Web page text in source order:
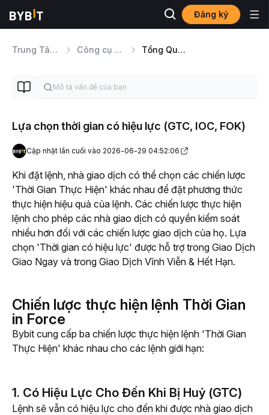
Đăng ký
Trung Tâm Trợ Giúp Công cụ Giao dịch Tổng Quan Các Loại Lệnh
Lựa chọn thời gian có hiệu lực (GTC, IOC, FOK)
Cập nhật lần cuối vào 2026-06-29 04:52:06
Khi đặt lệnh, nhà giao dịch có thể chọn các chiến lược
'Thời Gian Thực Hiện' khác nhau để đặt phương thức
thực hiện hiệu quả của lệnh. Các chiến lược thực hiện
lệnh cho phép các nhà giao dịch có quyền kiểm soát
nhiều hơn đối với các chiến lược giao dịch của họ. Lựa
chọn 'Thời gian có hiệu lực' được hỗ trợ trong Giao Dịch
Giao Ngay và trong Giao Dịch Vĩnh Viễn & Hết Hạn.
Chiến lược thực hiện lệnh Thời Gian
in Force
Bybit cung cấp ba chiến lược thực hiện lệnh 'Thời Gian
Thực Hiện' khác nhau cho các lệnh giới hạn:
1. Có Hiệu Lực Cho Đến Khi Bị Huỷ (GTC)
Lệnh sẽ vẫn có hiệu lực cho đến khi được nhà giao dịch